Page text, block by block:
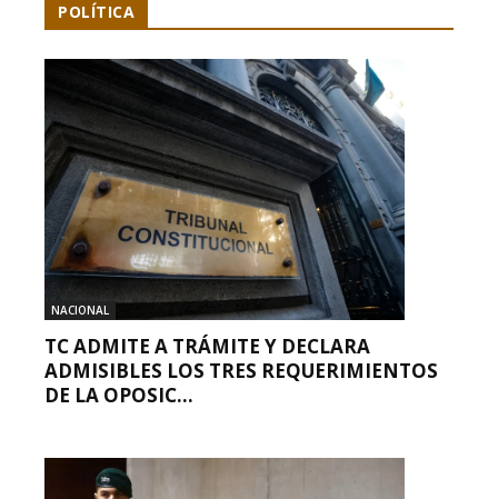
POLÍTICA
NACIONAL
TC ADMITE A TRÁMITE Y DECLARA
ADMISIBLES LOS TRES REQUERIMIENTOS
DE LA OPOSIC...